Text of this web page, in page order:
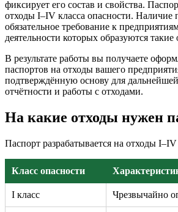
фиксирует его состав и свойства.
отходы I–IV класса опасности. Наличие
обязательное требование к
деятельности которых образуются такие
В результате работы вы получаете
паспортов на отходы вашего
подтверждённую основу для
отчётности и работы с отходами.
На какие отходы нужен
Паспорт разрабатывается на отходы I–IV
Класс опасности
I класс Чрезвычайно